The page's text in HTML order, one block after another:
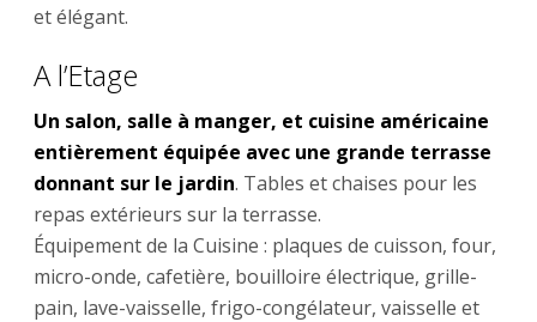
et élégant.
A l’Etage
Un salon, salle à manger, et cuisine américaine
entièrement équipée avec une grande terrasse
donnant sur le jardin. Tables et chaises pour les
repas extérieurs sur la terrasse.
Équipement de la Cuisine : plaques de cuisson, four,
micro-onde, cafetière, bouilloire électrique, grille-
pain, lave-vaisselle, frigo-congélateur, vaisselle et